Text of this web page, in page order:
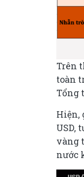
Trên
toàn
Tổng
Hiện,
USD,
vàng
nước